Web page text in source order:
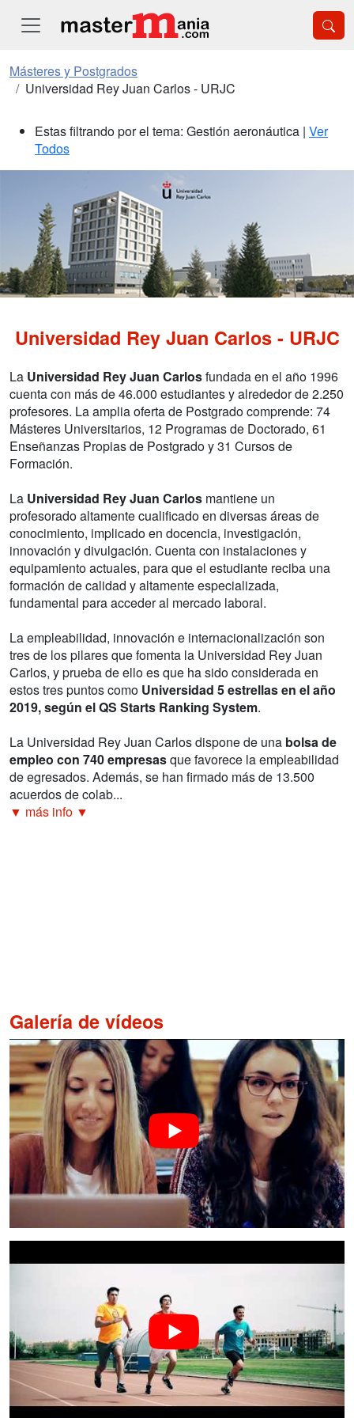
Másteres y Postgrados
Universidad Rey Juan Carlos - URJC
Estas filtrando por el tema: Gestión aeronáutica | Ver
Todos
Universidad Rey Juan Carlos - URJC
La Universidad Rey Juan Carlosfundada en el año 1996
cuenta con más de 46.000 estudiantes y alrededor de 2.250
profesores. La amplia oferta de Postgrado comprende: 74
Másteres Universitarios, 12 Programas de Doctorado, 61
Enseñanzas Propias de Postgrado y 31 Cursos de
Formación.
La Universidad Rey Juan Carlos mantiene un
profesorado altamente cualificado en diversas áreas de
conocimiento, implicado en docencia, investigación,
innovación y divulgación. Cuenta con instalaciones y
equipamiento actuales, para que el estudiante reciba una
formación de calidad y altamente especializada,
fundamental para acceder al mercado laboral.
La empleabilidad, innovación e internacionalización son
tres de los pilares que fomenta la Universidad Rey Juan
Carlos, y prueba de ello es que ha sido considerada en
estos tres puntos como Universidad 5 estrellas en el año
2019, según el QS Starts Ranking System.
La Universidad Rey Juan Carlos dispone de una bolsa de
empleo con 740 empresasque favorece la empleabilidad
de egresados. Además, se han firmado más de 13.500
acuerdos de colab...
▼ más info ▼
Galería de vídeos